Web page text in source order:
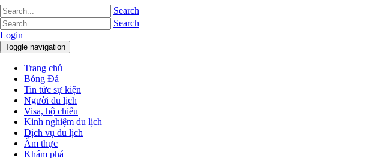
Search
Search
Login
Toggle navigation
Trang chủ
Bóng Đá
Tin tức sự kiện
Người du lịch
Visa, hộ chiếu
Kinh nghiệm du lịch
Dịch vụ du lịch
Ẩm thực
Khám phá